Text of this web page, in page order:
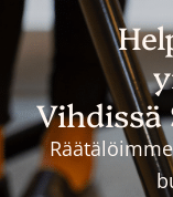
Vihdissä